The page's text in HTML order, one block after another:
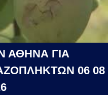
ΑΘΗΝΑ ΓΙΑ
06 08